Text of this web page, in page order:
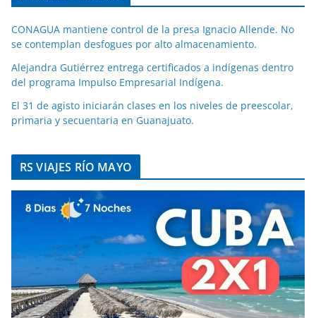
CONAGUA mantiene control de la presa Ignacio Allende. No
se contemplan desfogues por alto almacenamiento.
Alejandra Gutiérrez entrega certificados a indígenas dentro
del programa Impulso Empresarial Indígena.
El 31 de agisto iniciarán clases en los niveles de preescolar,
primaria y secuentaria en Guanajuato.
RS VIAJES RÍO MAYO